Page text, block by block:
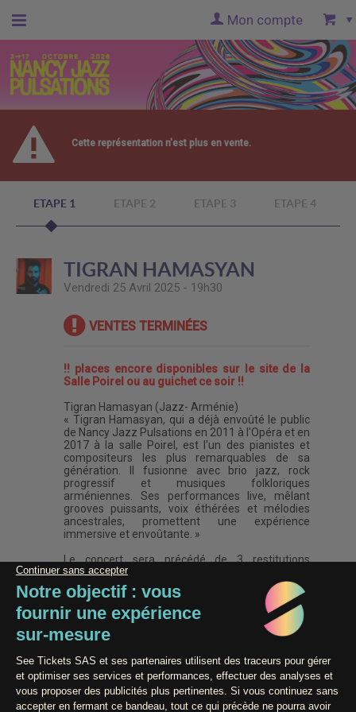
Accueil
Site
Mon compte
Cette représentation n'est plus en vente.
ETAPE 1 ETAPE 2 ETAPE 3 ETAPE 4
TIGRAN HAMASYAN
Vendredi 25 Avril 2025 - 19h30
VENTES TERMINÉES
!! places encore disponibles sur le site de la
Salle Poirel ou au guichet ce soir !!
Tigran Hamasyan (Jazz- Arménie)
« Tigran Hamasyan, qui a déjà envoûté le public
de Nancy Jazz Pulsations en 2011 à l'Opéra et en
2017 à la salle Poirel, est l'un des pianistes et
compositeurs les plus remarquables de sa
génération. Il fusionne avec brio jazz, rock
progressif et musiques folkloriques
arméniennes. Ses performances live, mêlant
grooves puissants, voix éthérées et mélodies
ancestrales, promettent une expérience
immersive et envoûtante. »
Le concert sera précédé de 3 restitutions
d'actions culturelles (15' par restitution) :
- Quartiers musiques 2025 (projet en cours de
création : 3 artistes musique + 2 artistes vidéo
- Fabrique SACEM 2025 (Kalifa Mougnoux, 1 ou 2
morceaux)
- Fabrique SACEM x Orchestre à l'École (Cotchei